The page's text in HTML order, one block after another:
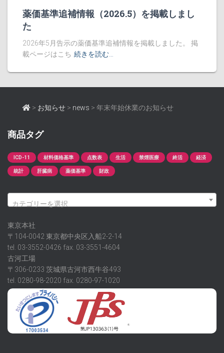
薬価基準追補情報（2026.5）を掲載しまし
た
2026年5月告示の薬価基準追補情報を掲載しました。 掲
載ページはこち 続きを読む…
> お知らせ > news > 年末年始休業のお知らせ
商品タグ
ICD-11 材料価格基準 点数表 生活 禁煙医療 終活 経済
統計 肝臓病 薬価基準 財政
カテゴリーを選択
東京本社
〒104-0042 東京都中央区入船2-2-14
tel. 03-3552-0426 fax. 03-3551-4604
古河工場
〒306-0233 茨城県古河市西牛谷493
tel. 0280-98-2020 fax. 0280-97-1020